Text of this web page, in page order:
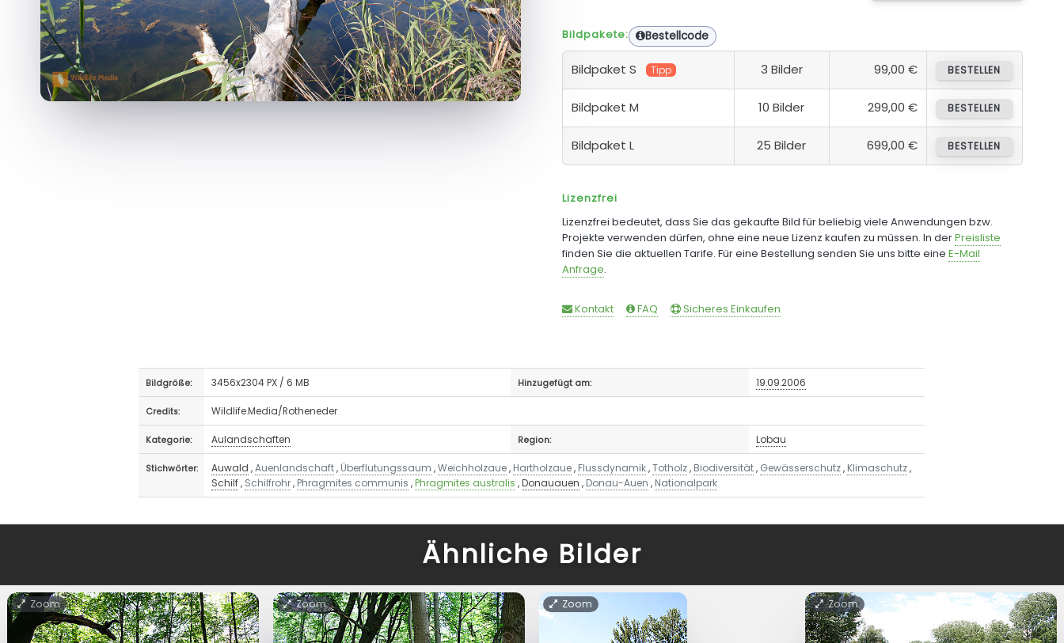
Bildpakete: Bestellcode
Bildpaket S Tipp 3 Bilder 99,00 € BESTELLEN
Bildpaket M 10 Bilder 299,00 € BESTELLEN
Bildpaket L 25 Bilder 699,00 € BESTELLEN
Lizenzfrei
Lizenzfrei bedeutet, dass Sie das gekaufte Bild für beliebig viele Anwendungen bzw.
Projekte verwenden dürfen, ohne eine neue Lizenz kaufen zu müssen. In derPreisliste
finden Sie die aktuellen Tarife. Für eine Bestellung senden Sie uns bitte eine E-Mail
Anfrage.
Kontakt FAQ Sicheres Einkaufen
Bildgröße: 3456x2304 PX / 6 MB Hinzugefügt am: 19.09.2006
Credits: Wildlife.Media/Rotheneder
Kategorie: Aulandschaften Region: Lobau
Stichwörter: Auwald ,Auenlandschaft, Überflutungssaum ,Weichholzaue, Hartholzaue, Flussdynamik,Totholz, Biodiversität, Gewässerschutz, Klimaschutz,
Schilf, Schilfrohr, Phragmites communis ,Phragmites australis ,Donauauen , Donau-Auen , Nationalpark
Ähnliche Bilder
Zoom Zoom Zoom Zoom